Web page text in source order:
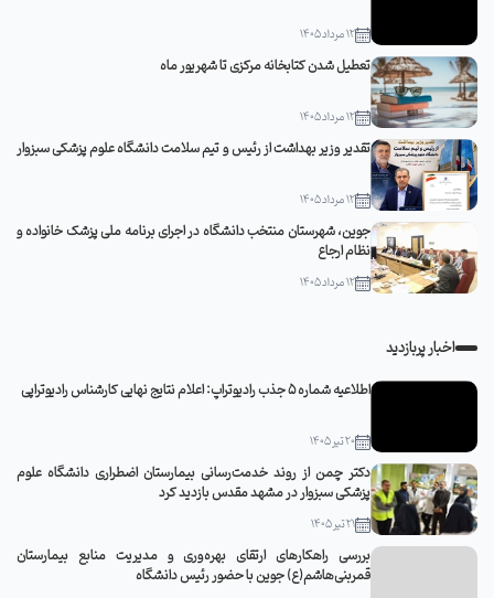
12 مرداد 1405
تعطیل شدن کتابخانه مرکزی تا شهریور ماه
12 مرداد 1405
تقدیر وزیر بهداشت از رئیس و تیم سلامت دانشگاه علوم پزشکی سبزوار
12 مرداد 1405
جوین، شهرستان منتخب دانشگاه در اجرای برنامه ملی پزشک خانواده و
نظام ارجاع
12 مرداد 1405
اخبار پربازدید
اطلاعیه شماره 5 جذب رادیوتراپ: اعلام نتایج نهایی کارشناس رادیوتراپی
20 تیر 1405
دکتر چمن از روند خدمت‌رسانی بیمارستان اضطراری دانشگاه علوم
پزشکی سبزوار در مشهد مقدس بازدید کرد
21 تیر 1405
بررسی راهکارهای ارتقای بهره‌وری و مدیریت منابع بیمارستان
قمربنی‌هاشم(ع) جوین با حضور رئیس دانشگاه